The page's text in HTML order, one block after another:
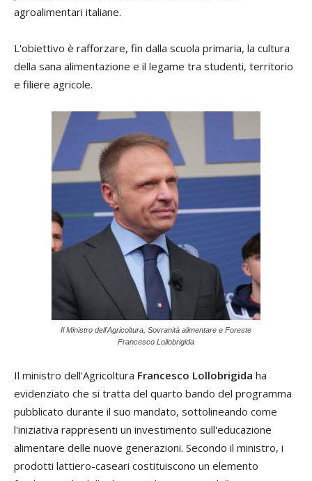
agroalimentari italiane.
L'obiettivo è rafforzare, fin dalla scuola primaria, la cultura
della sana alimentazione e il legame tra studenti, territorio
e filiere agricole.
Il Ministro dell'Agricoltura, Sovranità alimentare e Foreste
Francesco Lollobrigida
Il ministro dell'Agricoltura Francesco Lollobrigida ha
evidenziato che si tratta del quarto bando del programma
pubblicato durante il suo mandato, sottolineando come
l'iniziativa rappresenti un investimento sull'educazione
alimentare delle nuove generazioni. Secondo il ministro, i
prodotti lattiero-caseari costituiscono un elemento